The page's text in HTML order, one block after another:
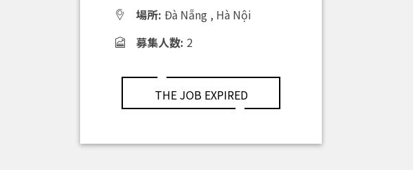
場所: Đà Nẵng , Hà Nội
募集人数: 2
THE JOB EXPIRED